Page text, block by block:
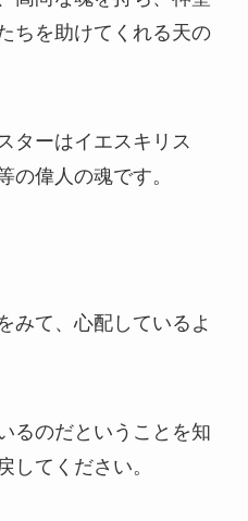
ちを助けてくれる天の
ターはイエスキリス
の偉人の魂です。
みて、心配しているよ
るのだということを知
してください。